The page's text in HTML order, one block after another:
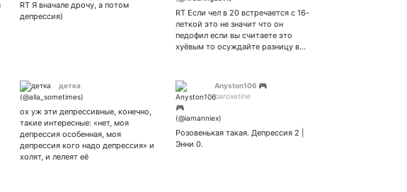
RT Я вначале дрочу, а потом
депрессия)
закрытка
RT Если чел в 20 встречается с 16-
леткой это не значит что он
педофил если вы считаете это
хуёвым то осуждайте разницу в…
детка
ох уж эти депрессивные, конечно,
такие интересные: «нет, моя
депрессия особенная, моя
депрессия кого надо депрессия» и
холят, и лелеят её
Anyston106 🎮
paroxetine
Розовенькая такая. Депрессия 2 |
Энни 0.